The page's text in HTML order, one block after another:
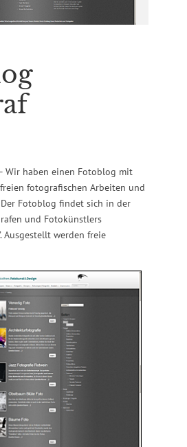
Wir haben einen Fotoblog mit
fotografischen Arbeiten und
Fotoblog findet sich in der
und Fotokünstlers
Ausgestellt werden freie